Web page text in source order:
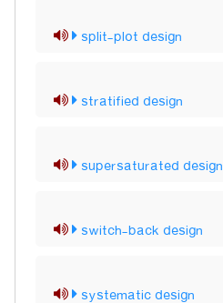
split-plot design
stratified design
supersaturated design
switch-back design
systematic design